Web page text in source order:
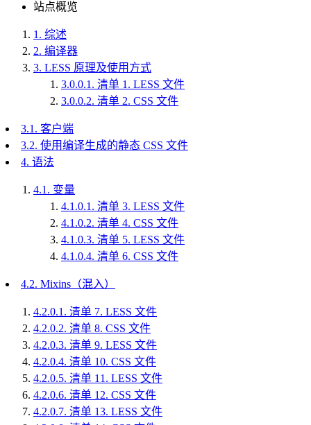
站点概览
1. 综述
2. 编译器
3. LESS 原理及使用方式
3.0.0.1. 清单 1. LESS 文件
3.0.0.2. 清单 2. CSS 文件
3.1. 客户端
3.2. 使用编译生成的静态 CSS 文件
4. 语法
4.1. 变量
4.1.0.1. 清单 3. LESS 文件
4.1.0.2. 清单 4. CSS 文件
4.1.0.3. 清单 5. LESS 文件
4.1.0.4. 清单 6. CSS 文件
4.2. Mixins（混入）
4.2.0.1. 清单 7. LESS 文件
4.2.0.2. 清单 8. CSS 文件
4.2.0.3. 清单 9. LESS 文件
4.2.0.4. 清单 10. CSS 文件
4.2.0.5. 清单 11. LESS 文件
4.2.0.6. 清单 12. CSS 文件
4.2.0.7. 清单 13. LESS 文件